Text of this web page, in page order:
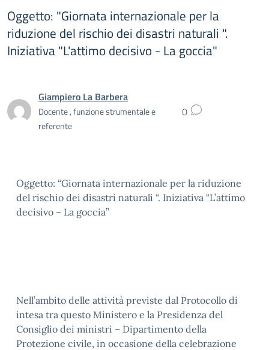
Oggetto: "Giornata internazionale per la
riduzione del rischio dei disastri naturali ".
Iniziativa "L'attimo decisivo - La goccia"
Giampiero La Barbera
Docente , funzione strumentale e
referente
0
Oggetto: “Giornata internazionale per la riduzione
del rischio dei disastri naturali “. Iniziativa “L’attimo
decisivo – La goccia”
Nell’ambito delle attività previste dal Protocollo di
intesa tra questo Ministero e la Presidenza del
Consiglio dei ministri – Dipartimento della
Protezione civile, in occasione della celebrazione